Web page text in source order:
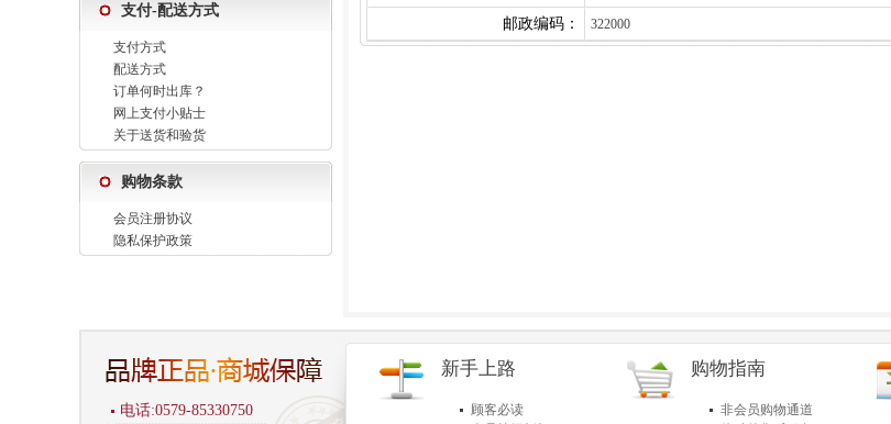
支付-配送方式
支付方式
配送方式
订单何时出库？
网上支付小贴士
关于送货和验货
购物条款
会员注册协议
隐私保护政策
邮政编码： 322000
电话:0579-85330750
新手上路
顾客必读
购物指南
非会员购物通道